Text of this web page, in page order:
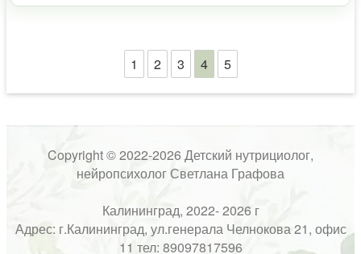
1 2 3 4 5
Copyright © 2022-2026 Детский нутрициолог,
нейропсихолог Светлана Графова
Калининград, 2022- 2026 г
Адрес: г.Калининград, ул.генерала Челнокова 21, офис
11 тел: 89097817596